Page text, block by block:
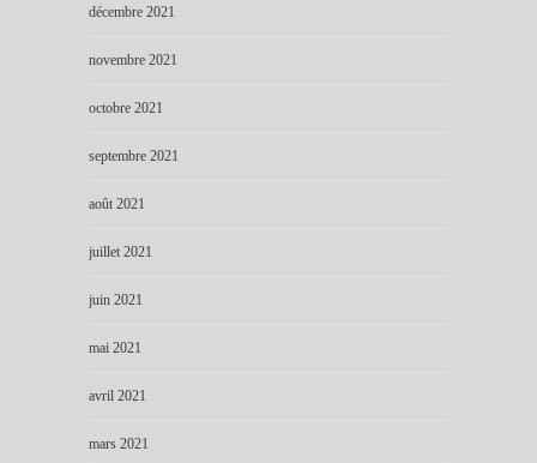
décembre 2021
novembre 2021
octobre 2021
septembre 2021
août 2021
juillet 2021
juin 2021
mai 2021
avril 2021
mars 2021